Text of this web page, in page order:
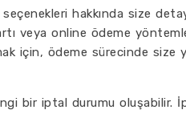
hakkında size
veya online ödeme
için, ödeme sürecinde size
bir iptal durumu oluşabilir.